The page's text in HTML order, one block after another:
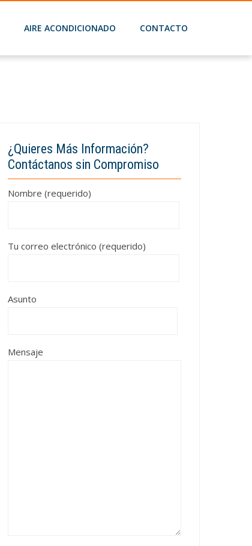
AIRE ACONDICIONADO CONTACTO
¿Quieres Más Información?
Contáctanos sin Compromiso
Nombre (requerido)
Tu correo electrónico (requerido)
Asunto
Mensaje